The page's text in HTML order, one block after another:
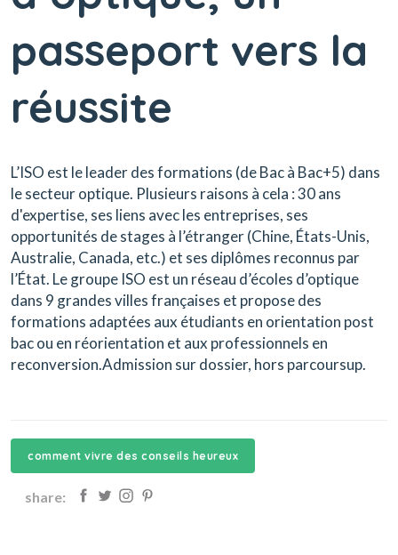
passeport vers la
réussite
L’ISO est le leader des formations (de Bac à Bac+5) dans
le secteur optique. Plusieurs raisons à cela : 30 ans
d'expertise, ses liens avec les entreprises, ses
opportunités de stages à l’étranger (Chine, États-Unis,
Australie, Canada, etc.) et ses diplômes reconnus par
l’État. Le groupe ISO est un réseau d’écoles d’optique
dans 9 grandes villes françaises et propose des
formations adaptées aux étudiants en orientation post
bac ou en réorientation et aux professionnels en
reconversion.Admission sur dossier, hors parcoursup.
comment vivre des conseils heureux
share: